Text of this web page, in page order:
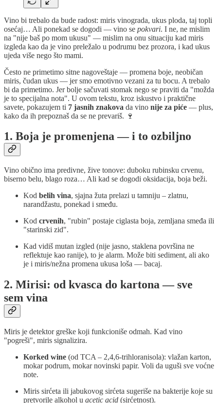
Vino bi trebalo da bude radost: miris vinograda, ukus ploda, taj topli
osećaj… Ali ponekad se dogodi — vino se pokvari. I ne, ne mislim
na "nije baš po mom ukusu" — mislim na onu situaciju kad miris
izgleda kao da je vino preležalo u podrumu bez prozora, i kad ukus
ujeda više nego što mami.
Često ne primetimo sitne nagoveštaje — promena boje, neobičan
miris, čudan ukus — jer smo emotivno vezani za tu bocu. A trebalo
bi da primetimo. Jer bolje sačuvati stomak nego se praviti da "možda
je to specijalna nota". U ovom tekstu, kroz iskustvo i praktične
savete, pokazujem ti 7 jasnih znakova da vino nije za piće — plus,
kako da ih prepoznaš da se ne prevariš. 🍷
1. Boja je promenjena — i to ozbiljno
Vino obično ima predivne, žive tonove: duboku rubinsku crvenu,
biserno belu, blago roza… Ali kad se dogodi oksidacija, boja beži.
Kod belih vina, sjajna žuta prelazi u tamniju – zlatnu,
narandžastu, ponekad i smeđu.
Kod crvenih, "rubin" postaje ciglasta boja, zemljana smeđa ili
"starinski zid".
Kad vidiš mutan izgled (nije jasno, staklena površina ne
reflektuje kao ranije), to je alarm. Može biti sediment, ali ako
je i miris/nežna promena ukusa loša — bacaj.
2. Mirisi: od kvasca do kartona — sve
sem vina
Miris je detektor greške koji funkcioniše odmah. Kad vino
"pogreši", miris signalizira.
Korked wine (od TCA – 2,4,6-trihloranisola): vlažan karton,
mokar podrum, mokar novinski papir. Voli da uguši sve voćne
note.
Miris sirćeta ili jabukovog sirćeta sugeriše na bakterije koje su
pretvorile alkohol u acetic acid (sirćetnost).